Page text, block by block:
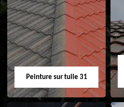
Nettoyage et
ravalement de
façade 31
Peinture sur tuile 31